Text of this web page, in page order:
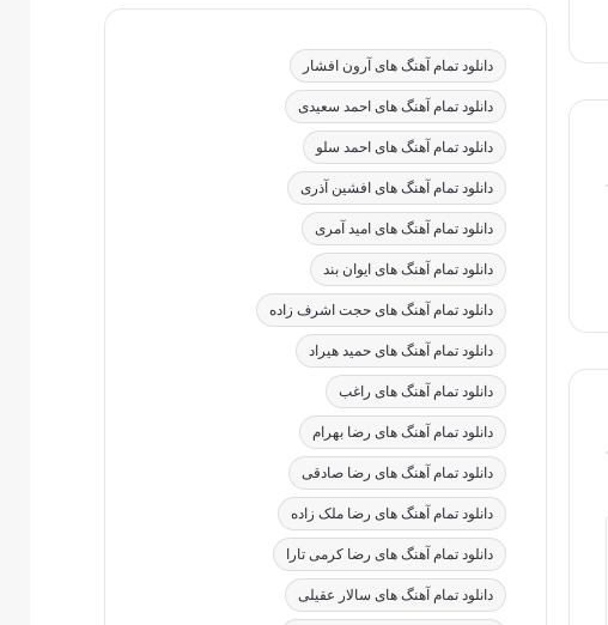
دانلود تمام آهنگ های آرون افشار
دانلود تمام آهنگ های احمد سعیدی
دانلود تمام آهنگ های احمد سلو
دانلود تمام آهنگ های افشین آذری
دانلود تمام آهنگ های امید آمری
دانلود تمام آهنگ های ایوان بند
دانلود تمام آهنگ های حجت اشرف زاده
دانلود تمام آهنگ های حمید هیراد
دانلود تمام آهنگ های راغب
دانلود تمام آهنگ های رضا بهرام
دانلود تمام آهنگ های رضا صادقی
دانلود تمام آهنگ های رضا ملک زاده
دانلود تمام آهنگ های رضا کرمی تارا
دانلود تمام آهنگ های سالار عقیلی